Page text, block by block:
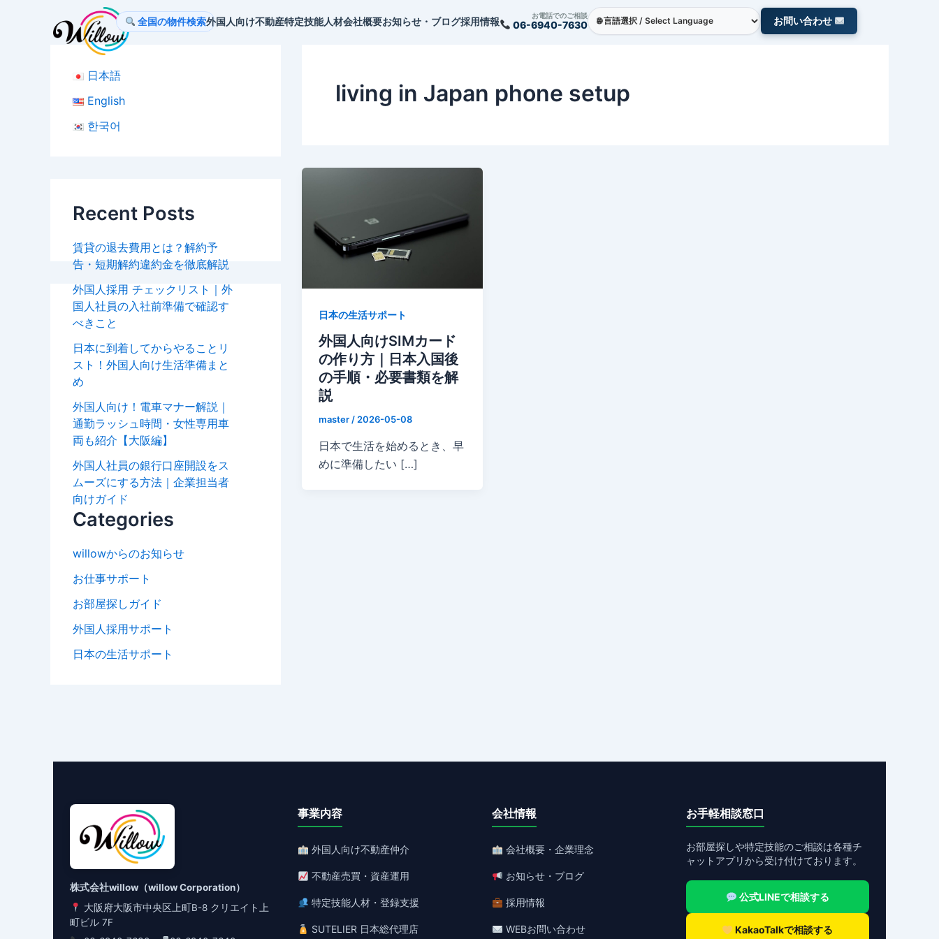
全国の物件検索外国人向け不動産特定技能人材会社概要お知らせ・ブログ採用情報
お電話でのご相談
06-6940-7630 お問い合わせ
日本語
English
한국어
Recent Posts
賃貸の退去費用とは？解約予
告・短期解約違約金を徹底解説
外国人採用 チェックリスト｜外
国人社員の入社前準備で確認す
べきこと
日本に到着してからやることリ
スト！外国人向け生活準備まと
め
外国人向け！電車マナー解説｜
通勤ラッシュ時間・女性専用車
両も紹介【大阪編】
外国人社員の銀行口座開設をス
ムーズにする方法｜企業担当者
向けガイド
Categories
willowからのお知らせ
お仕事サポート
お部屋探しガイド
外国人採用サポート
日本の生活サポート
living in Japan phone setup
日本の生活サポート
外国人向けSIMカード
の作り方｜日本入国後
の手順・必要書類を解
説
master/2026-05-08
日本で生活を始めるとき、早
めに準備したい […]
株式会社willow（willow Corporation）
大阪府大阪市中央区上町B-8 クリエイト上
町ビル 7F
事業内容
外国人向け不動産仲介
不動産売買・資産運用
特定技能人材・登録支援
SUTELIER 日本総代理店
会社情報
会社概要・企業理念
お知らせ・ブログ
採用情報
WEBお問い合わせ
お手軽相談窓口
お部屋探しや特定技能のご相談は各種チ
ャットアプリから受け付けております。
公式LINEで相談する
KakaoTalkで相談する